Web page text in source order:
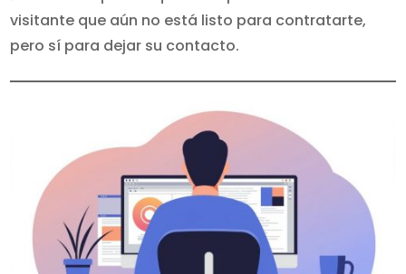
visitante que aún no está listo para contratarte,
pero sí para dejar su contacto.